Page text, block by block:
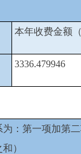
本年收费金额
3336.479946
：第一项加第二
）